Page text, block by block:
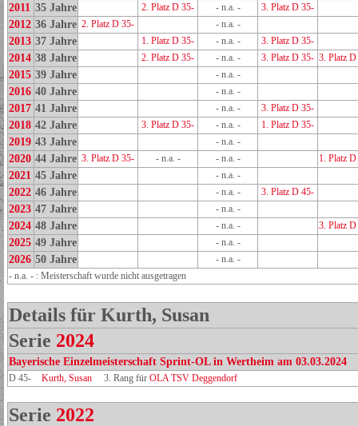
2011 35 Jahre 2. Platz D 35- - n.a. - 3. Platz D 35-
2012 36 Jahre 2. Platz D 35- - n.a. -
2013 37 Jahre 1. Platz D 35- - n.a. - 3. Platz D 35-
2014 38 Jahre 2. Platz D 35- - n.a. - 3. Platz D 35- 3. Platz
2015 39 Jahre - n.a. -
2016 40 Jahre - n.a. -
2017 41 Jahre - n.a. - 3. Platz D 35-
2018 42 Jahre 3. Platz D 35- - n.a. - 1. Platz D 35-
2019 43 Jahre - n.a. -
2020 44 Jahre 3. Platz D 35- - n.a. - - n.a. - 1. Platz
2021 45 Jahre - n.a. -
2022 46 Jahre - n.a. - 3. Platz D 45-
2023 47 Jahre - n.a. -
2024 48 Jahre - n.a. - 3. Platz
2025 49 Jahre - n.a. -
2026 50 Jahre
- n.a. -
- n.a. - : Meisterschaft wurde nicht ausgetragen
Details für Kurth, Susan
Serie 2024
Bayerische Einzelmeisterschaft Sprint-OL in Wertheim am 03.03.2024
D 45- Kurth, Susan 3. Rang für OLA TSV Deggendorf
Serie 2022